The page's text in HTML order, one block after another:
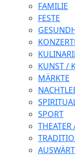
FAMILIE
FESTE
KUNST /
MÄRKTE
SPORT